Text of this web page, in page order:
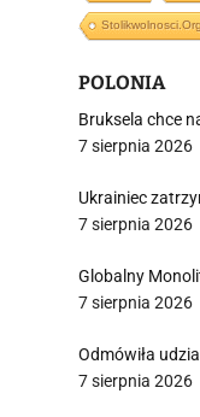
POLONIA
Bruksela chce
7 sierpnia 2026
Ukrainiec
7 sierpnia 2026
Globalny
7 sierpnia 2026
Odmówiła
7 sierpnia 2026